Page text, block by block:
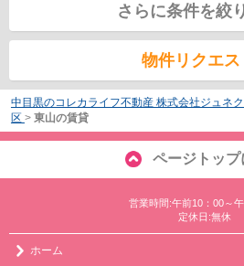
さらに条件を絞
物件リクエス
中目黒のコレカライフ不動産 株式会社ジュネ
区 > 東山の賃貸
ページトップ
営業時間:午前10：00～
定休日:無休
ホーム